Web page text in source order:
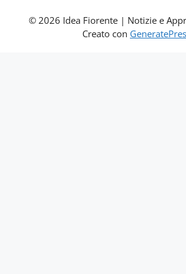
© 2026 Idea Fiorente | Notizie e
Creato con